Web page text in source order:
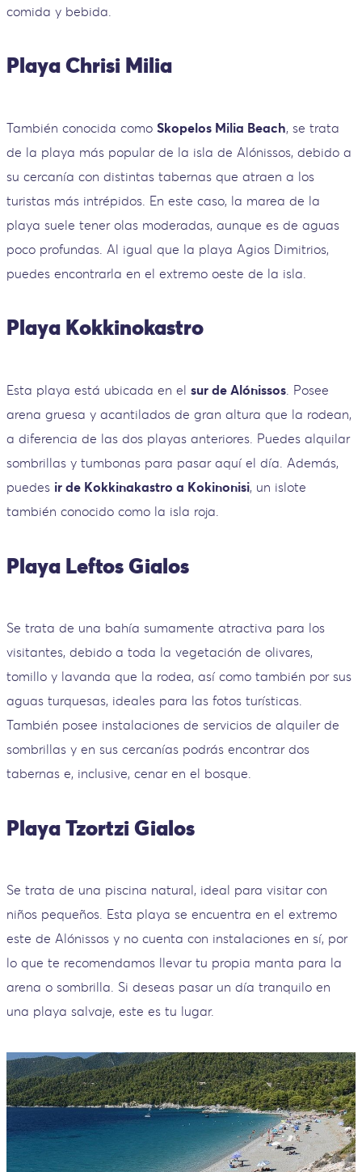
comida y bebida.
Playa Chrisi Milia
También conocida como Skopelos Milia Beach, se trata
de la playa más popular de la isla de Alónissos, debido a
su cercanía con distintas tabernas que atraen a los
turistas más intrépidos. En este caso, la marea de la
playa suele tener olas moderadas, aunque es de aguas
poco profundas. Al igual que la playa Agios Dimitrios,
puedes encontrarla en el extremo oeste de la isla.
Playa Kokkinokastro
Esta playa está ubicada en el sur de Alónissos. Posee
arena gruesa y acantilados de gran altura que la rodean,
a diferencia de las dos playas anteriores. Puedes alquilar
sombrillas y tumbonas para pasar aquí el día. Además,
puedes ir de Kokkinakastro a Kokinonisi, un islote
también conocido como la isla roja.
Playa Leftos Gialos
Se trata de una bahía sumamente atractiva para los
visitantes, debido a toda la vegetación de olivares,
tomillo y lavanda que la rodea, así como también por sus
aguas turquesas, ideales para las fotos turísticas.
También posee instalaciones de servicios de alquiler de
sombrillas y en sus cercanías podrás encontrar dos
tabernas e, inclusive, cenar en el bosque.
Playa Tzortzi Gialos
Se trata de una piscina natural, ideal para visitar con
niños pequeños. Esta playa se encuentra en el extremo
este de Alónissos y no cuenta con instalaciones en sí, por
lo que te recomendamos llevar tu propia manta para la
arena o sombrilla. Si deseas pasar un día tranquilo en
una playa salvaje, este es tu lugar.